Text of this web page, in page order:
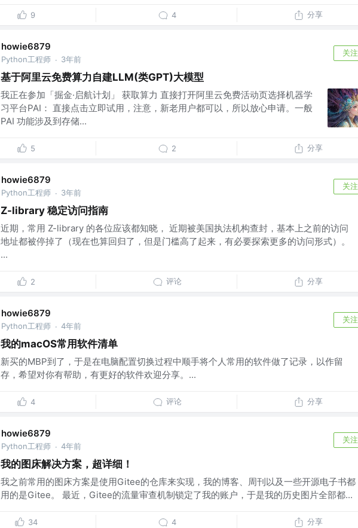
9 4 分享
howie6879
Python工程师 · 3年前
关注
基于阿里云免费算力自建LLM(类GPT)大模型
我正在参加「掘金·启航计划」 获取算力 直接打开阿里云免费活动页选择机器学
习平台PAI： 直接点击立即试用，注意，新老用户都可以，所以放心申请。一般
PAI 功能涉及到存储...
5 2 分享
howie6879
Python工程师 · 3年前
关注
Z-library 稳定访问指南
近期，常用 Z-library 的各位应该都知晓， 近期被美国执法机构查封，基本上之前的访问
地址都被停掉了（现在也算回归了，但是门槛高了起来，有必要探索更多的访问形式）。
...
2 评论 分享
howie6879
Python工程师 · 4年前
关注
我的macOS常用软件清单
新买的MBP到了，于是在电脑配置切换过程中顺手将个人常用的软件做了记录，以作留
存，希望对你有帮助，有更好的软件欢迎分享。...
4 评论 分享
howie6879
Python工程师 · 4年前
关注
我的图床解决方案，超详细！
我之前常用的图床方案是使用Gitee的仓库来实现，我的博客、周刊以及一些开源电子书都
用的是Gitee。 最近，Gitee的流量审查机制锁定了我的账户，于是我的历史图片全部都...
34 4 分享